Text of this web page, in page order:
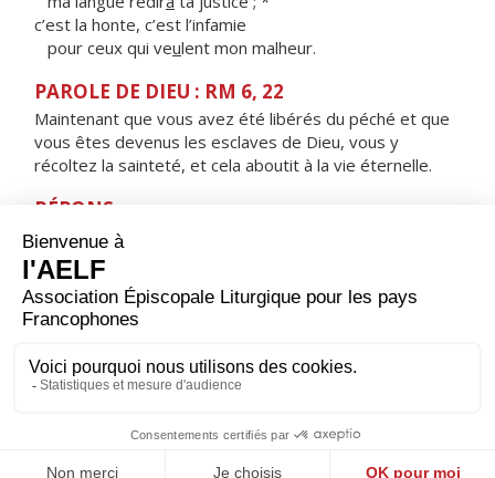
c’est la honte, c’est l’infamie
pour ceux qui veulent mon malheur.
PAROLE DE DIEU : RM 6, 22
Maintenant que vous avez été libérés du péché et que
vous êtes devenus les esclaves de Dieu, vous y
récoltez la sainteté, et cela aboutit à la vie éternelle.
RÉPONS
V/Ne suis-je pas, Seigneur, ton serviteur ?
Moi, dont tu brises les chaînes ?
ORAISON
Maître de la vigne et de la moisson, toi qui répartis les
poids du jour sans murmurer contre ta volonté. Par